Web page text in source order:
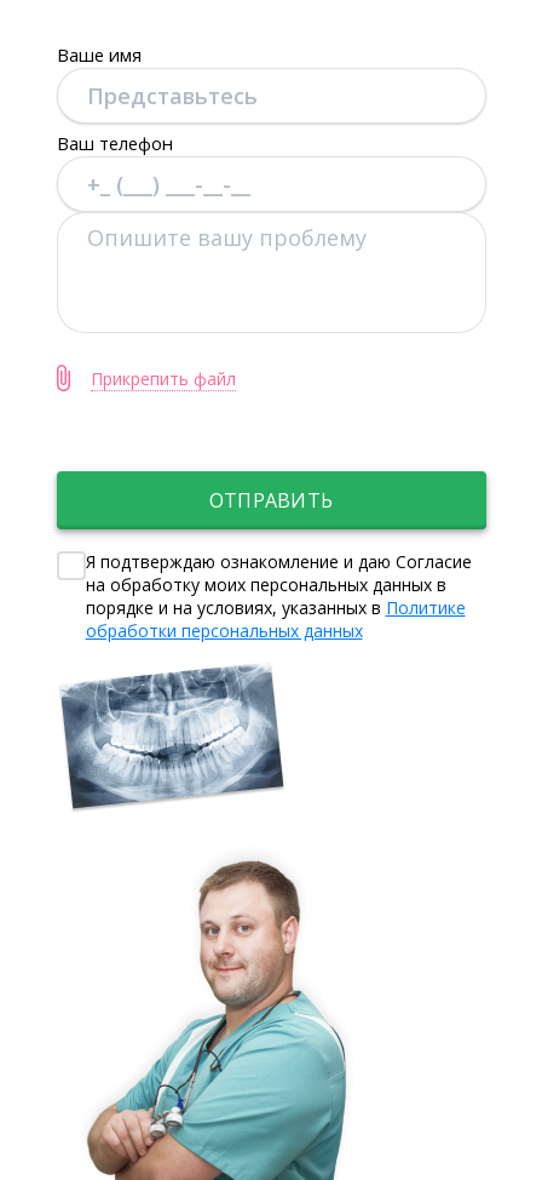
Ваше имя
Ваш телефон
Прикрепить файл
ОТПРАВИТЬ
Я подтверждаю ознакомление и даю Согласие
на обработку моих персональных данных в
порядке и на условиях, указанных в Политике
обработки персональных данных